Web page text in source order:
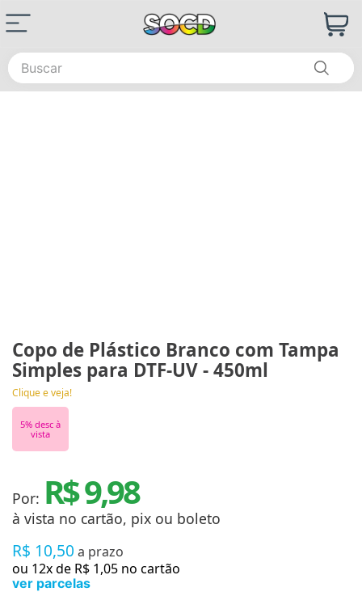
Buscar
Copo de Plástico Branco com Tampa
Simples para DTF-UV - 450ml
Clique e veja!
5% desc à
vista
Por: R$ 9,98
à vista no cartão, pix ou boleto
R$ 10,50 a prazo
ou 12x de R$ 1,05 no cartão
ver parcelas